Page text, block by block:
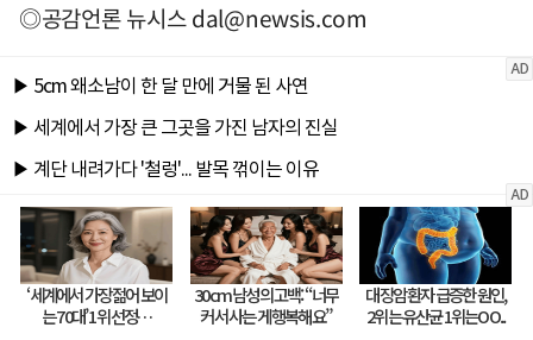
◎공감언론 뉴시스dal@newsis.com